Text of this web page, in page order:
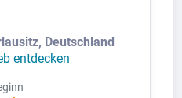
Deutschland
entdecken